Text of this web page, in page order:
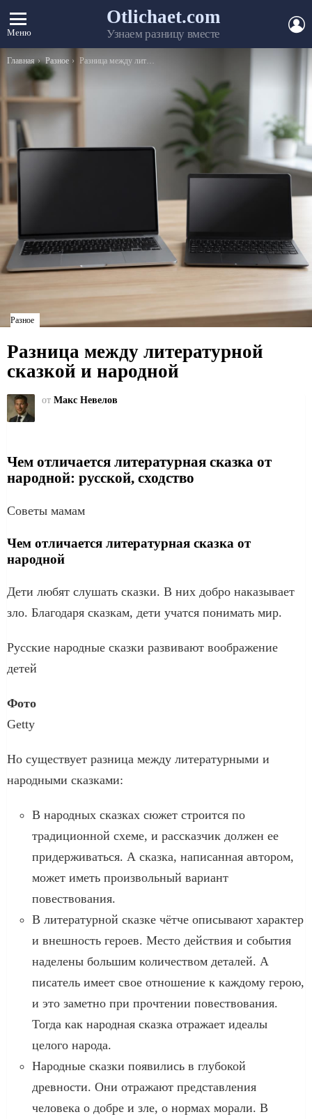
Меню
Otlichaet.com
Узнаем разницу вместе
Вы здесь:
Главная Разное Разница между литературной сказкой и народной
Разное
Разница между литературной
сказкой и народной
от Макс Невелов
Чем отличается литературная сказка от
народной: русской, сходство
Советы мамам
Чем отличается литературная сказка от
народной
Дети любят слушать сказки. В них добро наказывает
зло. Благодаря сказкам, дети учатся понимать мир.
Русские народные сказки развивают воображение
детей
Фото
Getty
Но существует разница между литературными и
народными сказками:
В народных сказках сюжет строится по
традиционной схеме, и рассказчик должен ее
придерживаться. А сказка, написанная автором,
может иметь произвольный вариант
повествования.
В литературной сказке чётче описывают характер
и внешность героев. Место действия и события
наделены большим количеством деталей. А
писатель имеет свое отношение к каждому герою,
и это заметно при прочтении повествования.
Тогда как народная сказка отражает идеалы
целого народа.
Народные сказки появились в глубокой
древности. Они отражают представления
человека о добре и зле, о нормах морали. В